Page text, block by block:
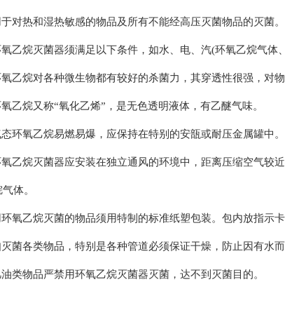
对热和湿热敏感的物品及所有不能经高压灭菌物品的灭菌。
乙烷灭菌器须满足以下条件，如水、电、汽(环氧乙烷气体
乙烷对各种微生物都有较好的杀菌力，其穿透性很强，对物
乙烷又称“氧化乙烯”，是无色透明液体，有乙醚气味。
环氧乙烷易燃易爆，应保持在特别的安瓿或耐压金属罐中。
乙烷灭菌器应安装在独立通风的环境中，距离压缩空气较
体。
氧乙烷灭菌的物品须用特制的标准纸塑包装。包内放指示卡
菌各类物品，特别是各种管道必须保证干燥，防止因有水而
类物品严禁用环氧乙烷灭菌器灭菌，达不到灭菌目的。